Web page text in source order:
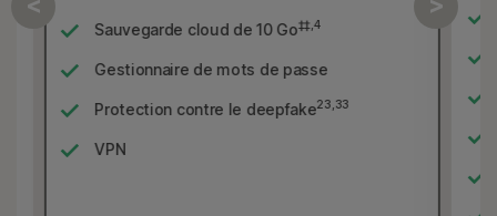
Sauvegarde cloud de 10 Go‡‡,4
Gestionnaire de mots de passe
Protection contre le deepfake23,33
VPN